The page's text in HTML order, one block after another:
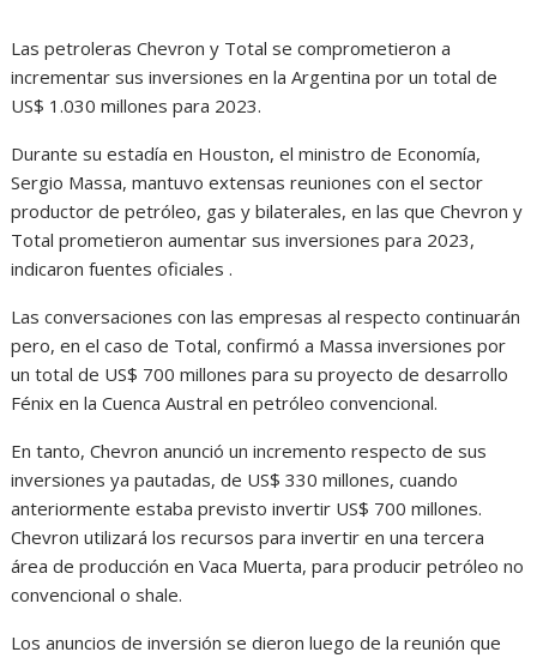
Las petroleras Chevron y Total se comprometieron a
incrementar sus inversiones en la Argentina por un total de
US$ 1.030 millones para 2023.
Durante su estadía en Houston, el ministro de Economía,
Sergio Massa, mantuvo extensas reuniones con el sector
productor de petróleo, gas y bilaterales, en las que Chevron y
Total prometieron aumentar sus inversiones para 2023,
indicaron fuentes oficiales .
Las conversaciones con las empresas al respecto continuarán
pero, en el caso de Total, confirmó a Massa inversiones por
un total de US$ 700 millones para su proyecto de desarrollo
Fénix en la Cuenca Austral en petróleo convencional.
En tanto, Chevron anunció un incremento respecto de sus
inversiones ya pautadas, de US$ 330 millones, cuando
anteriormente estaba previsto invertir US$ 700 millones.
Chevron utilizará los recursos para invertir en una tercera
área de producción en Vaca Muerta, para producir petróleo no
convencional o shale.
Los anuncios de inversión se dieron luego de la reunión que